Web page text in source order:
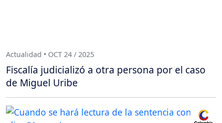
Actualidad • OCT 24 / 2025
Fiscalía judicializó a otra persona por el caso
de Miguel Uribe